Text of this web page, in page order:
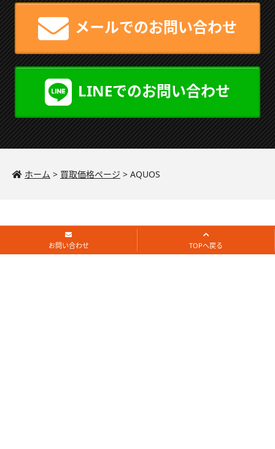
メールでのお問い合わせ
LINEでのお問い合わせ
お問い合わせ TOPへ戻る
ホーム > 買取価格ページ > AQUOS
ホーム
店舗一覧